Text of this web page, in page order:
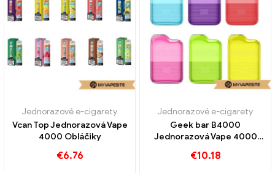
Jednorazové e-cigarety
Vcan Top Jednorazová Vape
4000 Obláčiky
€6.76
Jednorazové e-cigarety
Geek bar B4000
Jednorazová Vape 4000
€10.18